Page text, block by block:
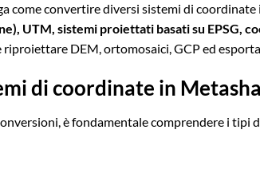
come convertire diversi sistemi di
UTM, sistemi proiettati basati su EPSG,
riproiettare DEM, ortomosaici, GCP ed
di coordinate in
è fondamentale comprendere i